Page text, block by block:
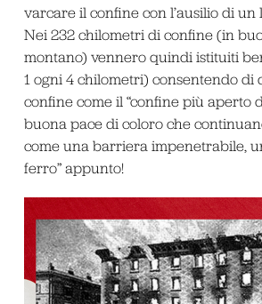
varcare il confine con l’ausilio di un
Nei 232 chilometri di confine (in
montano) vennero quindi istituiti
1 ogni 4 chilometri) consentendo di
confine come il “confine più aperto
buona pace di coloro che
come una barriera impenetrabile,
ferro” appunto!